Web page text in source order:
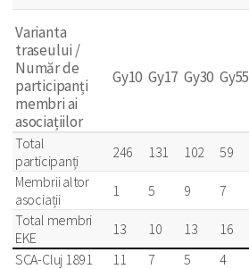
Varianta
traseului /
Număr de
participanți
membri ai
asociațiilor
Gy10 Gy17 Gy30 Gy55
Total
participanți
246 131 102 59
Membrii altor
asociații
1 5 9 7
Total membri
EKE
13 10 13 16
SCA-Cluj 1891
11 7 5 4